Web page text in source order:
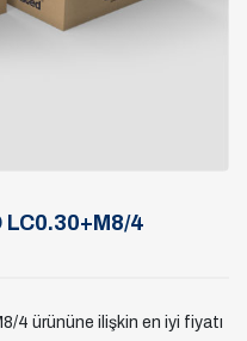
LC0.30+M8/4
4 ürününe ilişkin en iyi fiyatı